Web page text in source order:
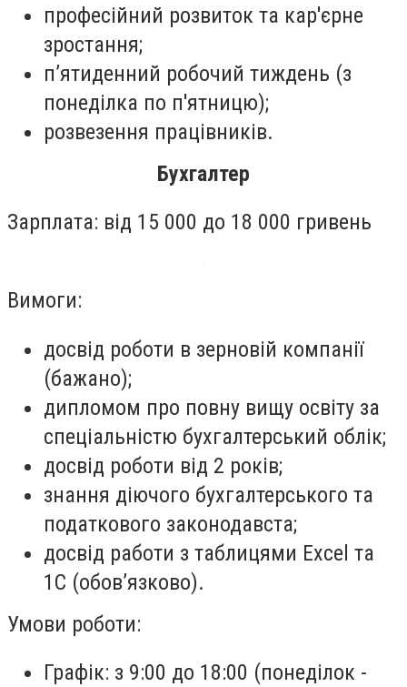
професійний розвиток та кар'єрне
зростання;
п’ятиденний робочий тиждень (з
понеділка по п'ятницю);
розвезення працівників.
Бухгалтер
Зарплата: від 15 000 до 18 000 гривень
Вимоги:
досвід роботи в зерновій компанії
(бажано);
дипломом про повну вищу освіту за
спеціальністю бухгалтерський облік;
досвід роботи від 2 років;
знання діючого бухгалтерського та
податкового законодавста;
досвід работи з таблицями Excel та
1С (обов’язково).
Умови роботи:
Графік: з 9:00 до 18:00 (понеділок -